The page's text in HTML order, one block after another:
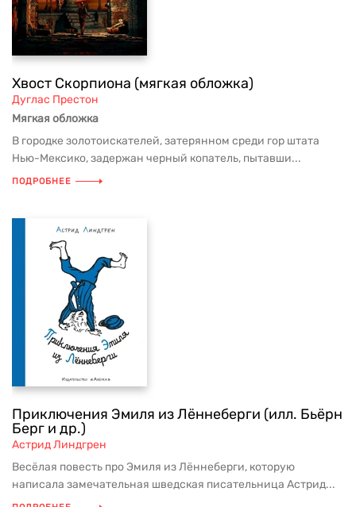
Хвост Скорпиона (мягкая обложка)
Дуглас Престон
Мягкая обложка
В городке золотоискателей, затерянном среди гор штата
Нью-Мексико, задержан черный копатель, пытавши...
ПОДРОБНЕЕ
Приключения Эмиля из Лённеберги (илл. Бьёрн
Берг и др.)
Астрид Линдгрен
Весёлая повесть про Эмиля из Лённеберги, которую
написала замечательная шведская писательница Астрид...